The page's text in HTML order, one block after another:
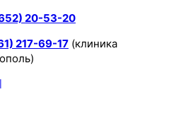
20-53-20
217-69-17 (клиника